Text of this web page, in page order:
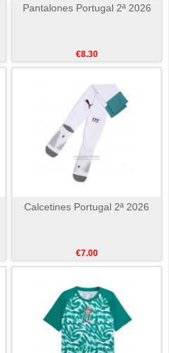
Pantalones Portugal 2ª 2026
€8.30
Calcetines Portugal 2ª 2026
€7.00